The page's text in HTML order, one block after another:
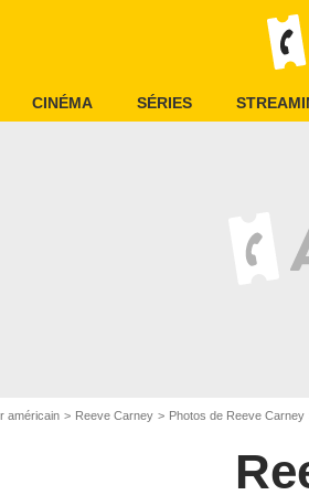
CINÉMA SÉRIES
américain Reeve Carney Photos de Reeve Carney